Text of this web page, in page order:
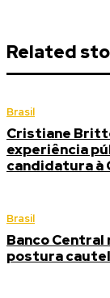
Related
Brasil
Cristiane
experiência
candidatura à
Brasil
Banco Central
postura